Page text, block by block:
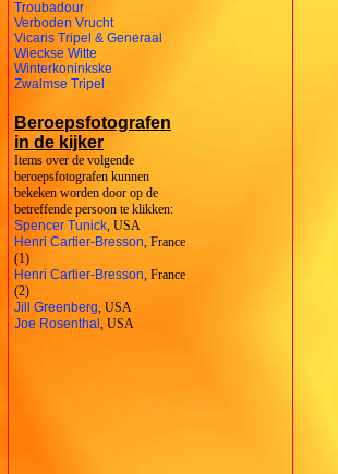
Troubadour
Verboden Vrucht
Vicaris Tripel & Generaal
Wieckse Witte
Winterkoninkske
Zwalmse Tripel
Beroepsfotografen
in de kijker
Items over de volgende
beroepsfotografen kunnen
bekeken worden door op de
betreffende persoon te klikken:
Spencer Tunick , USA
Henri Cartier-Bresson , France
(1)
Henri Cartier-Bresson , France
(2)
Jill Greenberg , USA
Joe Rosenthal , USA